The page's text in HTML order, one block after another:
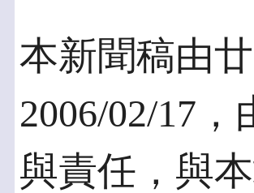
本新聞稿由
2006/02/17
與責任，與